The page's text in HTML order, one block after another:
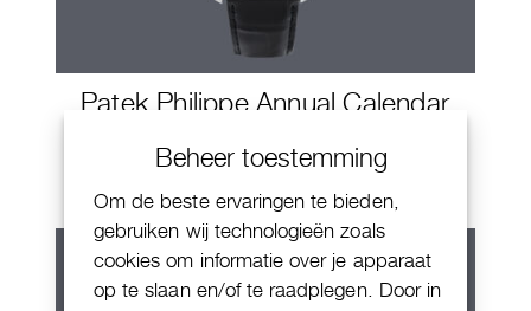
Beheer toestemming
Om de beste ervaringen te bieden,
gebruiken wij technologieën zoals
cookies om informatie over je apparaat
op te slaan en/of te raadplegen. Door in
Patek Philippe Annual Calendar